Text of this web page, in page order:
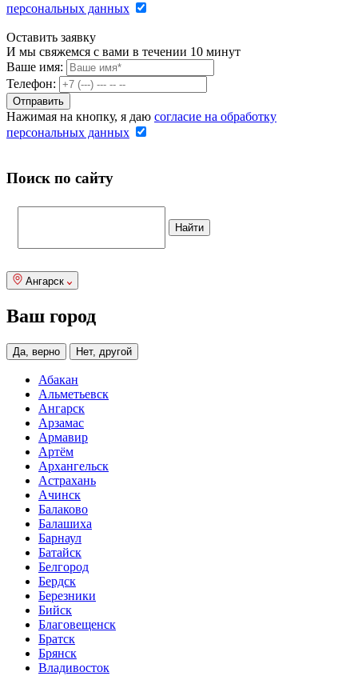
персональных данных
Оставить заявку
И мы свяжемся с вами в течении 10 минут
Ваше имя:
Телефон:
Нажимая на кнопку, я даю согласие на обработку
персональных данных
Поиск по сайту
Ангарск
Ваш город
Да, верно Нет, другой
Абакан
Альметьевск
Ангарск
Арзамас
Армавир
Артём
Архангельск
Астрахань
Ачинск
Балаково
Балашиха
Барнаул
Батайск
Белгород
Бердск
Березники
Бийск
Благовещенск
Братск
Брянск
Владивосток